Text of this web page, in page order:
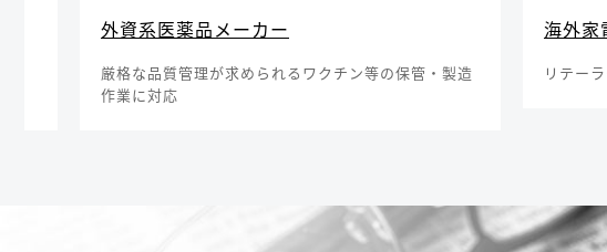
外資系医薬品メーカー
厳格な品質管理が求められるワクチン等の保管・製造
作業に対応
海外家
リテー